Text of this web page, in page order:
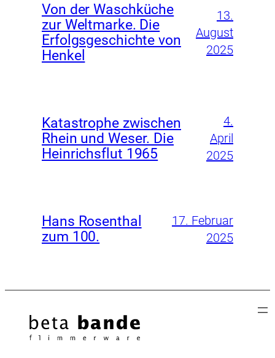
Von der Waschküche
zur Weltmarke. Die
Erfolgsgeschichte von
Henkel
13.
August
2025
Katastrophe zwischen
Rhein und Weser. Die
Heinrichsflut 1965
4.
April
2025
Hans Rosenthal
zum 100.
17. Februar
2025